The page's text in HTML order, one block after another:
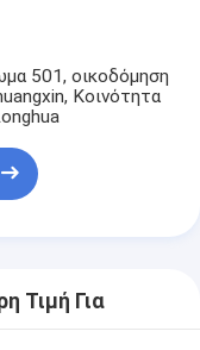
501, οικοδόμηση
Κοινότητα
Τιμή Για